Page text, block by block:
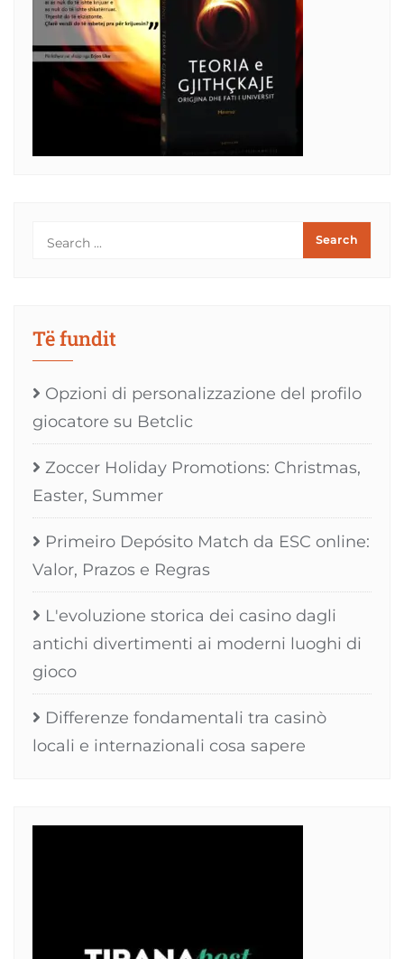
Të fundit
Opzioni di personalizzazione del profilo
giocatore su Betclic
Zoccer Holiday Promotions: Christmas,
Easter, Summer
Primeiro Depósito Match da ESC online:
Valor, Prazos e Regras
L'evoluzione storica dei casino dagli
antichi divertimenti ai moderni luoghi di
gioco
Differenze fondamentali tra casinò
locali e internazionali cosa sapere